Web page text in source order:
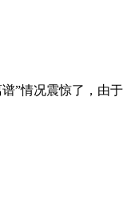
”情况震惊了，由